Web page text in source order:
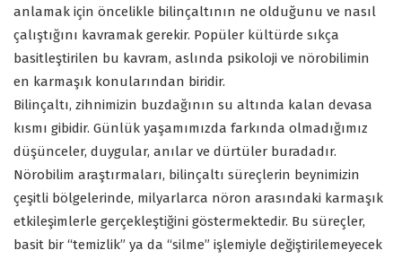
anlamak için öncelikle bilinçaltının ne olduğunu ve nasıl
çalıştığını kavramak gerekir. Popüler kültürde sıkça
basitleştirilen bu kavram, aslında psikoloji ve nörobilimin
en karmaşık konularından biridir.
Bilinçaltı, zihnimizin buzdağının su altında kalan devasa
kısmı gibidir. Günlük yaşamımızda farkında olmadığımız
düşünceler, duygular, anılar ve dürtüler buradadır.
Nörobilim araştırmaları, bilinçaltı süreçlerin beynimizin
çeşitli bölgelerinde, milyarlarca nöron arasındaki karmaşık
etkileşimlerle gerçekleştiğini göstermektedir. Bu süreçler,
basit bir “temizlik” ya da “silme” işlemiyle değiştirilemeyecek